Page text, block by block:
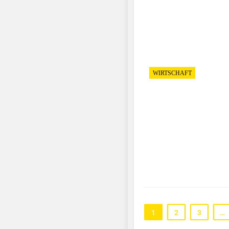
WIRTSCHAFT
1 2 3 …